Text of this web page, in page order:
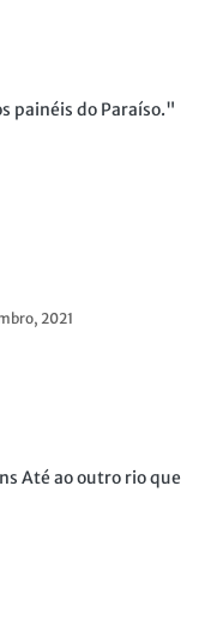
painéis do Paraíso."
2021
Até ao outro rio que